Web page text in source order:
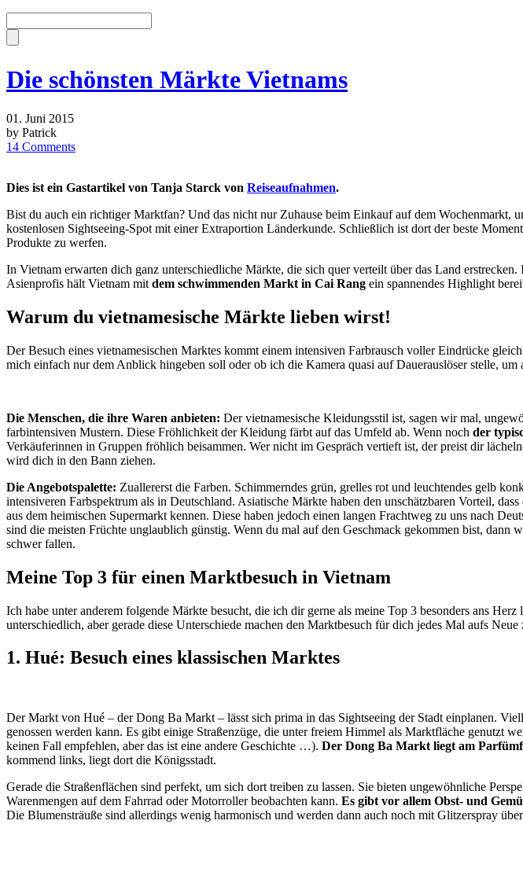
Die schönsten Märkte Vietnams
01. Juni 2015
by Patrick
14 Comments
Dies ist ein Gastartikel von Tanja Starck von Reiseaufnahmen.
Bist du auch ein richtiger Marktfan? Und das nicht nur Zuhause beim Einkauf auf dem Wochenmarkt,
kostenlosen Sightseeing-Spot mit einer Extraportion Länderkunde. Schließlich ist dort der beste
Produkte zu werfen.
In Vietnam erwarten dich ganz unterschiedliche Märkte, die sich quer verteilt über das Land
Asienprofis hält Vietnam mit dem schwimmenden Markt in Cai Rang ein spannendes Highlight
Warum du vietnamesische Märkte lieben wirst!
Der Besuch eines vietnamesischen Marktes kommt einem intensiven Farbrausch voller Eindrücke
mich einfach nur dem Anblick hingeben soll oder ob ich die Kamera quasi auf Dauerauslöser stelle,
Die Menschen, die ihre Waren anbieten: Der vietnamesische Kleidungsstil ist, sagen wir mal,
farbintensiven Mustern. Diese Fröhlichkeit der Kleidung färbt auf das Umfeld ab. Wenn noch der
Verkäuferinnen in Gruppen fröhlich beisammen. Wer nicht im Gespräch vertieft ist, der preist dir
wird dich in den Bann ziehen.
Die Angebotspalette: Zuallererst die Farben. Schimmerndes grün, grelles rot und leuchtendes gelb
intensiveren Farbspektrum als in Deutschland. Asiatische Märkte haben den unschätzbaren Vorteil,
aus dem heimischen Supermarkt kennen. Diese haben jedoch einen langen Frachtweg zu uns nach
sind die meisten Früchte unglaublich günstig. Wenn du mal auf den Geschmack gekommen bist,
schwer fallen.
Meine Top 3 für einen Marktbesuch in Vietnam
Ich habe unter anderem folgende Märkte besucht, die ich dir gerne als meine Top 3 besonders ans
unterschiedlich, aber gerade diese Unterschiede machen den Marktbesuch für dich jedes Mal aufs Neue
1. Hué: Besuch eines klassischen Marktes
Der Markt von Hué – der Dong Ba Markt – lässt sich prima in das Sightseeing der Stadt einplanen.
genossen werden kann. Es gibt einige Straßenzüge, die unter freiem Himmel als Marktfläche genutzt
keinen Fall empfehlen, aber das ist eine andere Geschichte …). Der Dong Ba Markt liegt am
kommend links, liegt dort die Königsstadt.
Gerade die Straßenflächen sind perfekt, um sich dort treiben zu lassen. Sie bieten ungewöhnliche
Warenmengen auf dem Fahrrad oder Motorroller beobachten kann. Es gibt vor allem Obst- und
Die Blumensträuße sind allerdings wenig harmonisch und werden dann auch noch mit Glitzerspray